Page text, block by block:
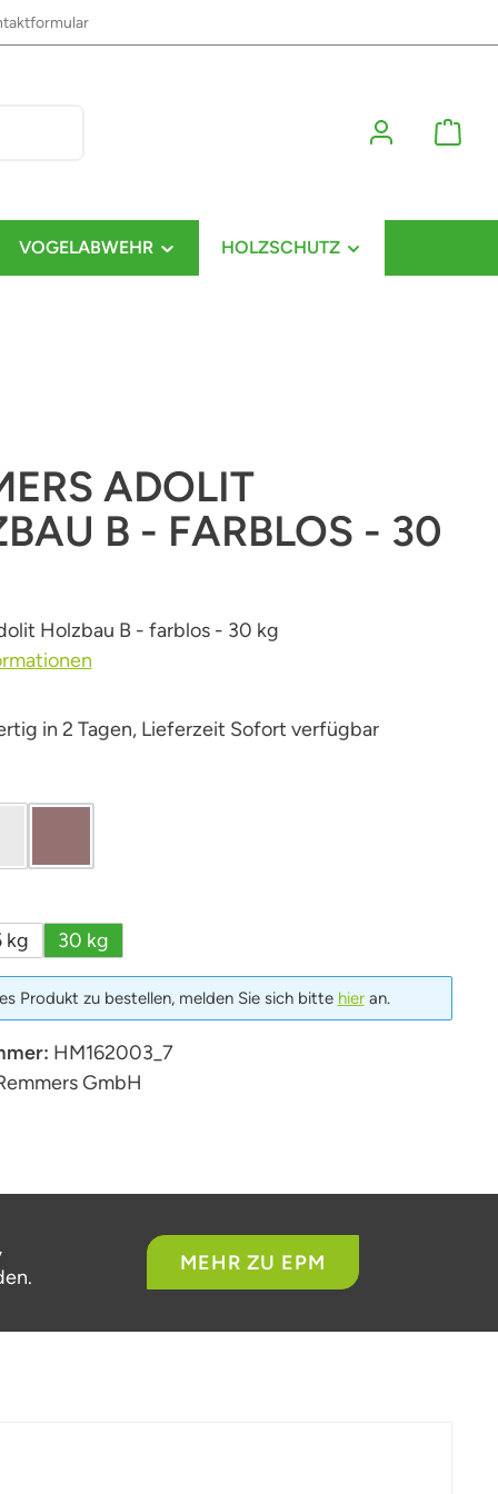
VOGELABWEHR HOLZSCHUTZ
ADOLIT
B - FARBLOS - 30
Holzbau B - farblos - 30 kg
in 2 Tagen, Lieferzeit Sofort verfügbar
kg 30 kg
Produkt zu bestellen, melden Sie sich bitte hieran.
HM162003_7
GmbH
MEHR ZU EPM